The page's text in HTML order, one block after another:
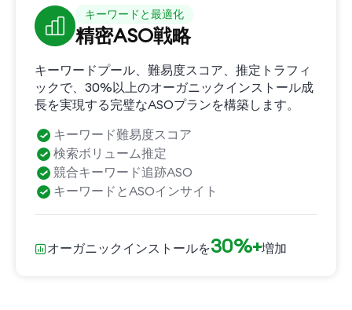
キーワードと最適化
精密ASO戦略
キーワードプール、難易度スコア、推定トラフィ
ックで、30%以上のオーガニックインストール成
長を実現する完璧なASOプランを構築します。
キーワード難易度スコア
検索ボリューム推定
競合キーワード追跡ASO
キーワードとASOインサイト
オーガニックインストールを30%+増加